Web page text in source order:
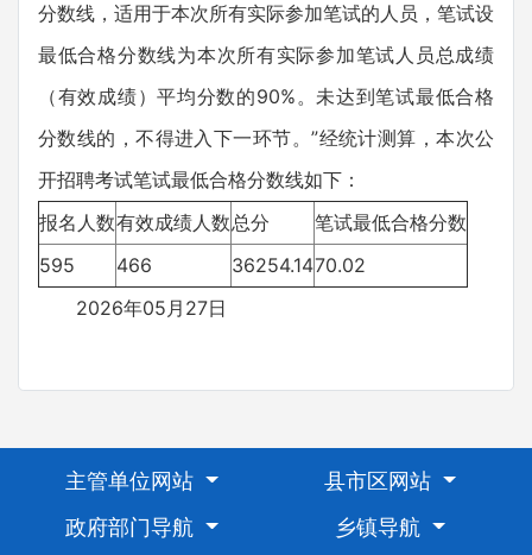
分数线，适用于本次所有实际参加笔试的人员，笔试设
最低合格分数线为本次所有实际参加笔试人员总成绩
（有效成绩）平均分数的90%。未达到笔试最低合格
分数线的，不得进入下一环节。”经统计测算，本次公
开招聘考试笔试最低合格分数线如下：
报名人数有效成绩人数总分
笔试最低合格分数
595
466 36254.1470.02
2026年05月27日
主管单位网站
县市区网站
政府部门导航
乡镇导航